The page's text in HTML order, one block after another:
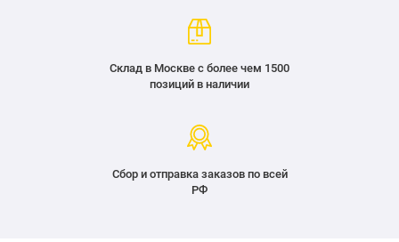
Склад в Москве с более чем 1500
позиций в наличии
Сбор и отправка заказов по всей
РФ